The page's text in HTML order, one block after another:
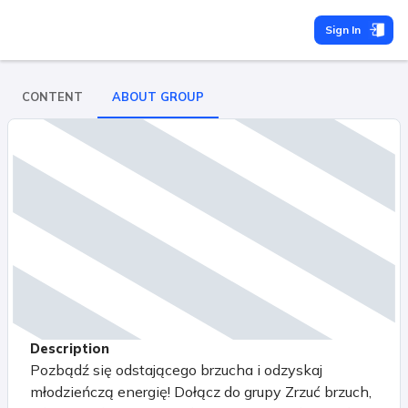
Sign In
CONTENT ABOUT GROUP
Description
Pozbądź się odstającego brzucha i odzyskaj
młodzieńczą energię! Dołącz do grupy Zrzuć brzuch,